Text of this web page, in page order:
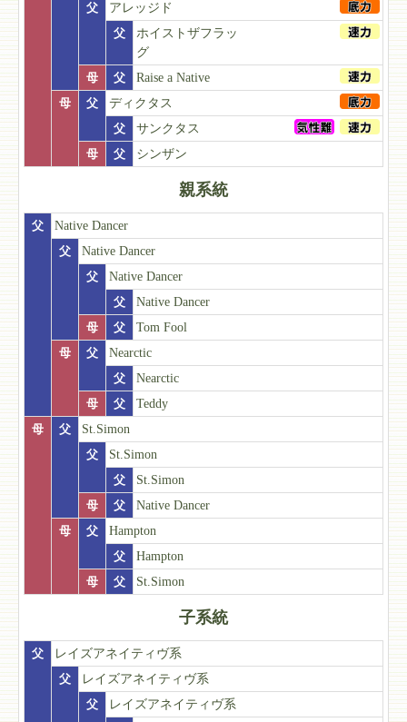
父
アレッジド
父
ホイストザフラッ
グ
母
父
Raise a Native
母
父
ディクタス
父
サンクタス
母
父 シンザン
親系統
父
Native Dancer
父
Native Dancer
父
Native Dancer
父
Native Dancer
母
父
Tom Fool
母
父
Nearctic
父
Nearctic
母
父
Teddy
母
父
St.Simon
父
St.Simon
父
St.Simon
母
父
Native Dancer
母
父
Hampton
父
Hampton
母
父 St.Simon
子系統
父
レイズアネイティヴ系
父
レイズアネイティヴ系
父
レイズアネイティヴ系